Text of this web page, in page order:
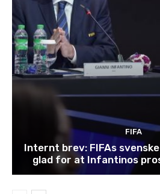
FIFA
Internt brev: FIFAs
glad for at Infantinos